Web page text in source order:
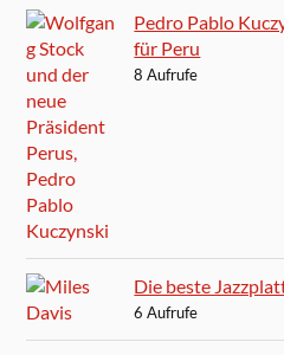
Pedro Pablo
für Peru
8 Aufrufe
Die beste
6 Aufrufe